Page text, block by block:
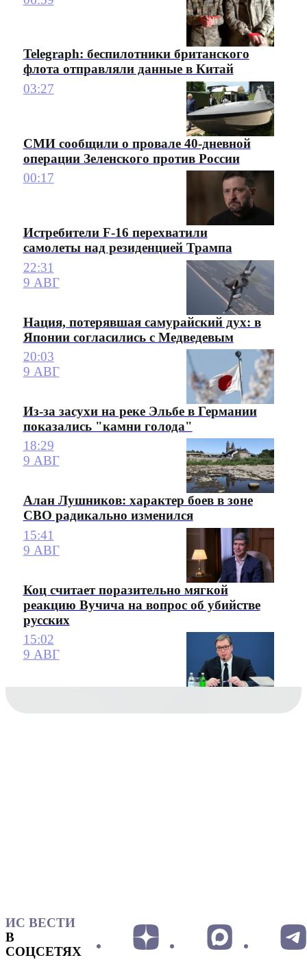
Telegraph: беспилотники британского
флота отправляли данные в Китай
03:27
СМИ сообщили о провале 40-дневной
операции Зеленского против России
00:17
Истребители F-16 перехватили
самолеты над резиденцией Трампа
22:31
9 АВГ
Нация, потерявшая самурайский дух: в
Японии согласились с Медведевым
20:03
9 АВГ
Из-за засухи на реке Эльбе в Германии
показались "камни голода"
18:29
9 АВГ
Алан Лушников: характер боев в зоне
СВО радикально изменился
15:41
9 АВГ
Коц считает поразительно мягкой
реакцию Вучича на вопрос об убийстве
русских
15:02
9 АВГ
ИС ВЕСТИ
В
СОЦСЕТЯХ